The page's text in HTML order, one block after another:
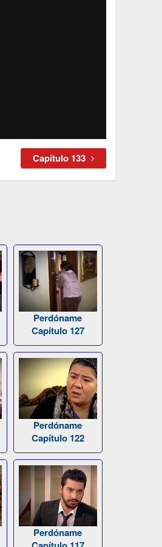
Capítulo 133
Perdóname
Capítulo 127
Perdóname
Capítulo 122
Perdóname